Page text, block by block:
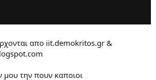
απο iit.demokritos.gr &
μου την πουν καποιοι